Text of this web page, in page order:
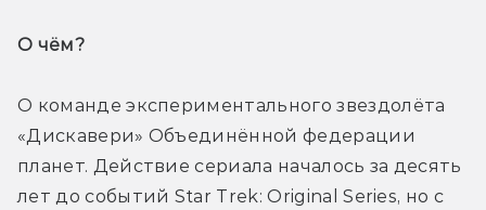
О чём?
О команде экспериментального звездолёта
«Дискавери» Объединённой федерации
планет. Действие сериала началось за десять
лет до событий Star Trek: Original Series, но с